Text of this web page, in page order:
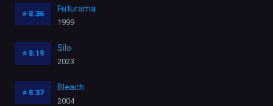
⭐ 8.36
Futurama
1999
⭐ 8.19
Silo
2023
⭐ 8.37
Bleach
2004